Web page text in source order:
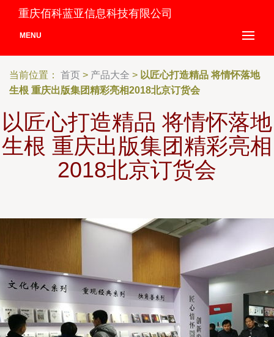
重庆佰科蓝亚信息科技有限公司
MENU
当前位置： 首页 > 产品大全 > 以匠心打造精品 将情怀落地
生根 重庆出版集团精彩亮相2018北京订货会
以匠心打造精品 将情怀落地
生根 重庆出版集团精彩亮相
2018北京订货会